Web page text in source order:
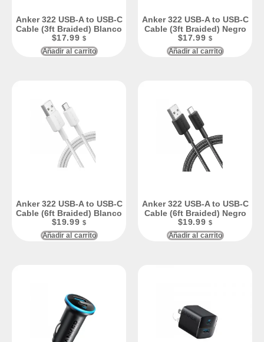
Anker 322 USB-A to USB-C
Cable (3ft Braided) Blanco
$17.99 $
Añadir al carrito
Anker 322 USB-A to USB-C
Cable (3ft Braided) Negro
$17.99 $
Añadir al carrito
Anker 322 USB-A to USB-C
Cable (6ft Braided) Blanco
$19.99 $
Añadir al carrito
Anker 322 USB-A to USB-C
Cable (6ft Braided) Negro
$19.99 $
Añadir al carrito